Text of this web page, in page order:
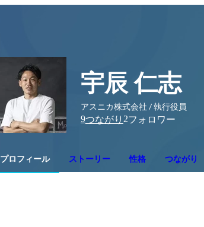
宇辰 仁志
アスニカ株式会社 / 執行役員
9つながり 2フォロワー
プロフィール ストーリー 性格 つながり